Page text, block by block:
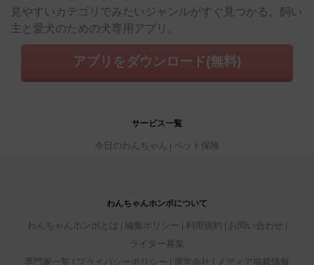
見やすいカテゴリでみたいジャンルがすぐ見つかる。飼い
主と愛犬のための犬専用アプリ。
アプリをダウンロード(無料)
サービス一覧
今日のわんちゃん ペット保険
わんちゃんホンポについて
わんちゃんホンポとは 編集ポリシー 利用規約
お問い合わせ
ライター募集
専門家一覧
プライバシーポリシー 運営会社 メディア掲載情報